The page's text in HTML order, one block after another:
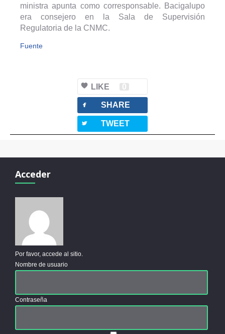
ministra apunta como corresponsable. Bacigalupo
era consejero en la Sala de Supervisión
Regulatoria de la CNMC.
Fuente
LIKE 0
facebook SHARE
twitterbird TWEET
Acceder
Por favor, accede al sitio.
Nombre de usuario
Contraseña